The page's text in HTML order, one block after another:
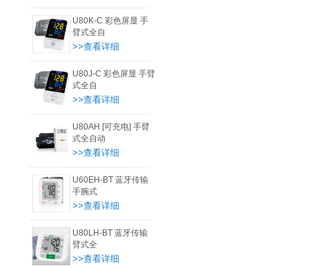
U80K-C 彩色屏显 手
臂式全自
>>查看详细
U80J-C 彩色屏显 手臂
式全自
>>查看详细
U80AH [可充电] 手臂
式全自动
>>查看详细
U60EH-BT 蓝牙传输
手腕式
>>查看详细
U80LH-BT 蓝牙传输
臂式全
>>查看详细